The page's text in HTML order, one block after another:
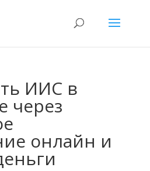
ИИС в
через
онлайн и